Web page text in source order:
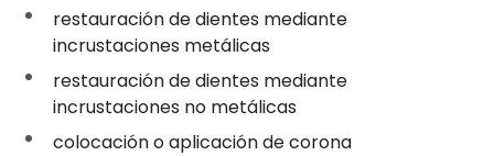
restauración de dientes mediante
incrustaciones metálicas
restauración de dientes mediante
incrustaciones no metálicas
colocación o aplicación de corona